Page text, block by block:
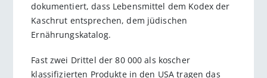
dokumentiert, dass Lebensmittel dem Kodex der
Kaschrut entsprechen, dem jüdischen
Ernährungskatalog.
Fast zwei Drittel der 80 000 als koscher
klassifizierten Produkte in den USA tragen das